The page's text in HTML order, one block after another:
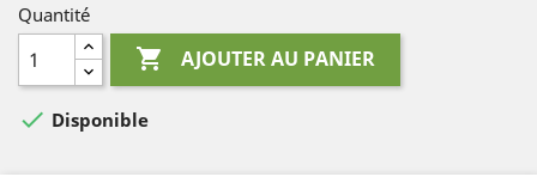
Quantité
 AJOUTER AU PANIER
 Disponible